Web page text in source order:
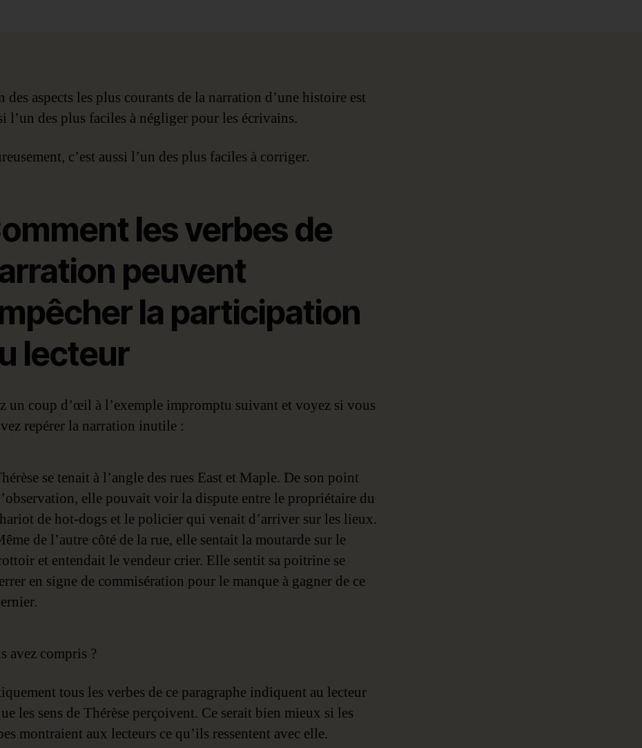
des aspects les plus courants de la narration d’une histoire est
l’un des plus faciles à négliger pour les écrivains.
c’est aussi l’un des plus faciles à corriger.
les verbes de
peuvent
la participation
lecteur
un coup d’œil à l’exemple impromptu suivant et voyez si vous
repérer la narration inutile :
se tenait à l’angle des rues East et Maple. De son point
elle pouvait voir la dispute entre le propriétaire du
de hot-dogs et le policier qui venait d’arriver sur les lieux.
de l’autre côté de la rue, elle sentait la moutarde sur le
et entendait le vendeur crier. Elle sentit sa poitrine se
en signe de commisération pour le manque à gagner de ce
avez compris ?
tous les verbes de ce paragraphe indiquent au lecteur
les sens de Thérèse perçoivent. Ce serait bien mieux si les
montraient aux lecteurs ce qu’ils ressentent avec elle.